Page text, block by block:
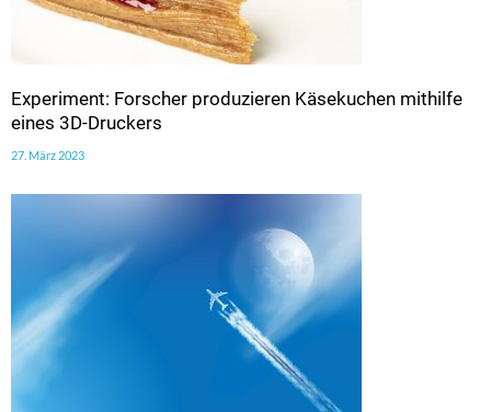
Experiment: Forscher produzieren Käsekuchen mithilfe
eines 3D-Druckers
27. März 2023